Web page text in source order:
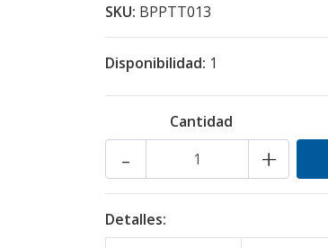
SKU: BPPTT013
Disponibilidad: 1
Cantidad
+
-
Detalles: